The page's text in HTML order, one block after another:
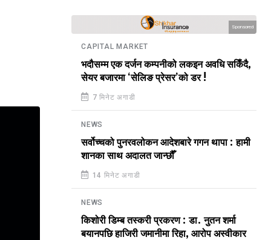
Sponsored
CAPITAL MARKET
भदौसम्म एक दर्जन कम्पनीको लकइन अवधि सकिँदै,
सेयर बजारमा ‘सेलिङ प्रेसर’को डर !
7 मिनेट अगाडी
NEWS
सर्वोच्चको पुनरवलोकन आदेशबारे गगन थापा : हामी
शानका साथ अदालत जान्छौँ
14 मिनेट अगाडी
NEWS
किशोरी डिम्ब तस्करी प्रकरण : डा. नुतन शर्मा
बयानपछि हाजिरी जमानीमा रिहा, आरोप अस्वीकार